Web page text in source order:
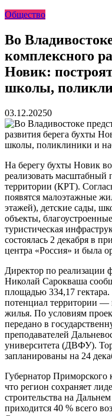
Общество
Во
комплексного
Новик:
школы,
03.12.20250
На берегу бухты Новик
реализовать масштабный
территории (КРТ).
появятся малоэтажные
этажей), детские сады,
объекты,
туристическая
состоялась 2 декабря в
центра «Россия» и была
Директор по
Николай Сарокваша
площадью 334,17
потенциал территории —
жилья. По условиям
передано в
преподавателей
университета (ДВФУ).
запланированы на 24
Губернатор Приморского
что регион сохраняет
строительства на
приходится 40 % всего